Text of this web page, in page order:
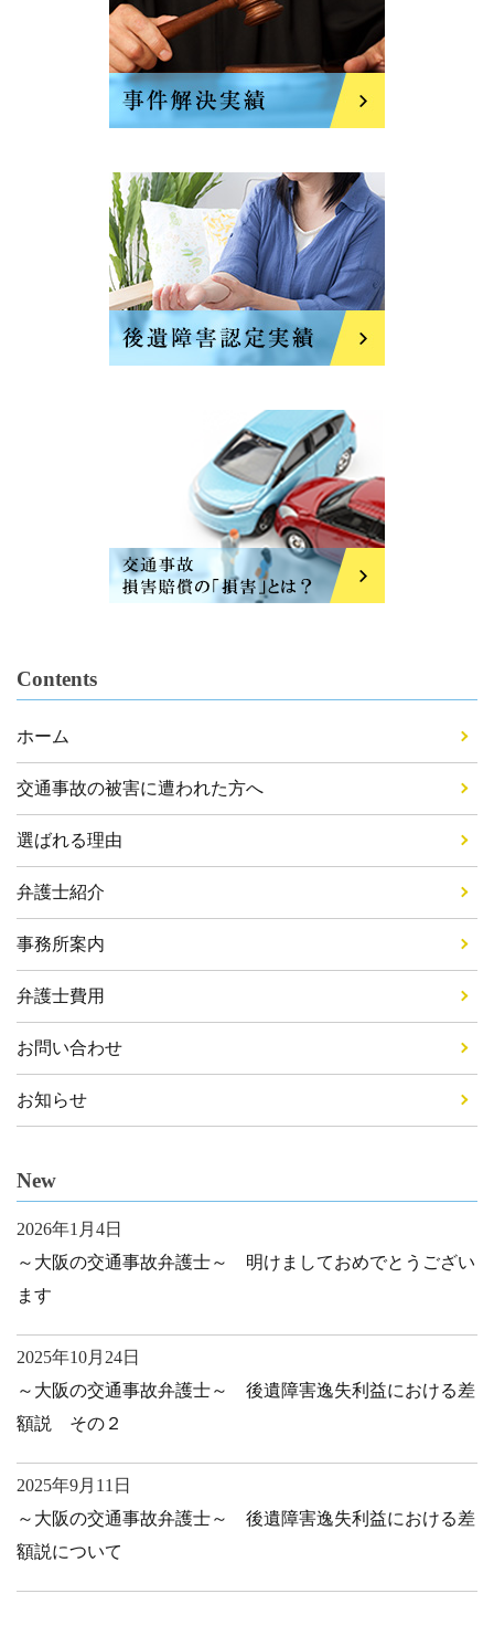
Contents
ホーム
交通事故の被害に遭われた方へ
選ばれる理由
弁護士紹介
事務所案内
弁護士費用
お問い合わせ
お知らせ
New
2026年1月4日
～大阪の交通事故弁護士～ 明けましておめでとうござい
ます
2025年10月24日
～大阪の交通事故弁護士～ 後遺障害逸失利益における差
額説 その２
2025年9月11日
～大阪の交通事故弁護士～ 後遺障害逸失利益における差
額説について